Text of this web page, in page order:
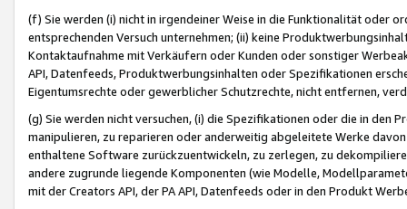
(f) Sie werden (i) nicht in irgendeiner Weise in die Funktionalität oder
entsprechenden Versuch unternehmen; (ii) keine
Kontaktaufnahme mit Verkäufern oder Kunden oder sonstiger
API, Datenfeeds, Produktwerbungsinhalten oder Spezifikationen
Eigentumsrechte oder gewerblicher Schutzrechte, nicht entfernen,
(g) Sie werden nicht versuchen, (i) die Spezifikationen oder die in
manipulieren, zu reparieren oder anderweitig abgeleitete Werke
enthaltene Software zurückzuentwickeln, zu zerlegen, zu
andere zugrunde liegende Komponenten (wie Modelle,
mit der Creators API, der PA API, Datenfeeds oder in den Produkt